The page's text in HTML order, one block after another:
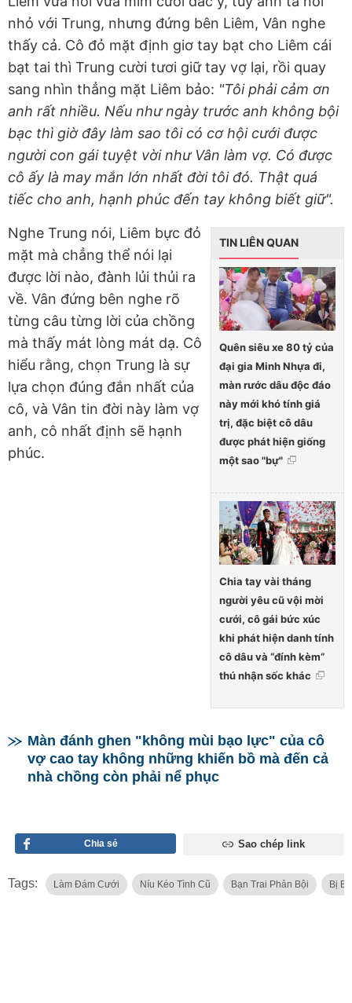
nhỏ với Trung, nhưng đứng bên Liêm, Vân nghe
thấy cả. Cô đỏ mặt định giơ tay bạt cho Liêm cái
bạt tai thì Trung cười tươi giữ tay vợ lại, rồi quay
sang nhìn thẳng mặt Liêm bảo: "Tôi phải cảm ơn
anh rất nhiều. Nếu như ngày trước anh không bội
bạc thì giờ đây làm sao tôi có cơ hội cưới được
người con gái tuyệt vời như Vân làm vợ. Có được
cô ấy là may mắn lớn nhất đời tôi đó. Thật quá
tiếc cho anh, hạnh phúc đến tay không biết giữ".
TIN LIÊN QUAN
Quên siêu xe 80 tỷ của
đại gia Minh Nhựa đi,
màn rước dâu độc đáo
này mới khó tính giá
trị, đặc biệt cô dâu
được phát hiện giống
một sao "bự"
Chia tay vài tháng
người yêu cũ vội mời
cưới, cô gái bức xúc
khi phát hiện danh tính
cô dâu và “đính kèm”
thú nhận sốc khác
Nghe Trung nói, Liêm bực đỏ
mặt mà chẳng thể nói lại
được lời nào, đành lủi thủi ra
về. Vân đứng bên nghe rõ
từng câu từng lời của chồng
mà thấy mát lòng mát dạ. Cô
hiểu rằng, chọn Trung là sự
lựa chọn đúng đắn nhất của
cô, và Vân tin đời này làm vợ
anh, cô nhất định sẽ hạnh
phúc.
Màn đánh ghen "không mùi bạo lực" của cô
vợ cao tay không những khiến bồ mà đến cả
nhà chồng còn phải nể phục
Chia sẻ Sao chép link
Tags: Làm Đám Cưới Níu Kéo Tình Cũ Bạn Trai Phản Bội Bị